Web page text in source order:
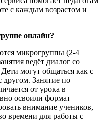
с каждым возрастом и
онлайн?
микрогруппы (2-4
ведёт диалог со
могут общаться как с
другом. Занятие по
от урока в
освоили формат
внимание учеников,
времени для работы с